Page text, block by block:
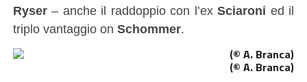
Ryser– anche il raddoppio con l’exSciaroni ed il
triplo vantaggio on Schommer.
(© A. Branca)